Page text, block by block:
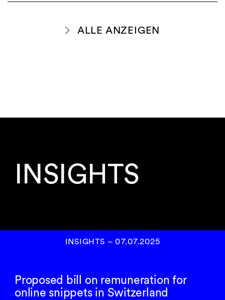
ALLE ANZEIGEN
INSIGHTS
INSIGHTS – 07.07.2025
Proposed bill on remuneration for
online snippets in Switzerland